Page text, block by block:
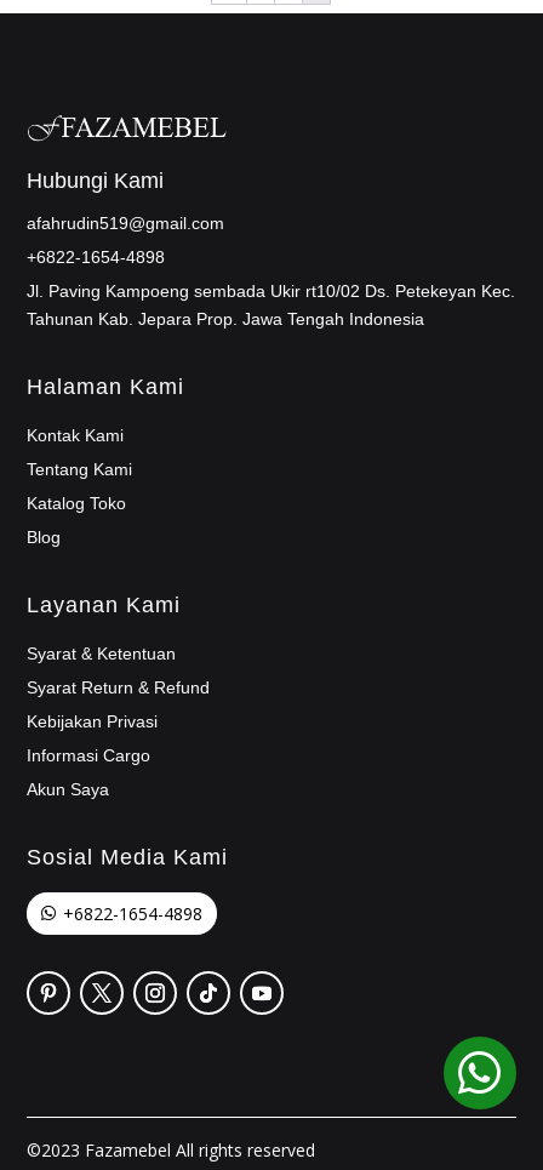
Hubungi Kami
afahrudin519@gmail.com
+6822-1654-4898
Jl. Paving Kampoeng sembada Ukir rt10/02 Ds. Petekeyan Kec.
Tahunan Kab. Jepara Prop. Jawa Tengah Indonesia
Halaman Kami
Kontak Kami
Tentang Kami
Katalog Toko
Blog
Layanan Kami
Syarat & Ketentuan
Syarat Return & Refund
Kebijakan Privasi
Informasi Cargo
Akun Saya
Sosial Media Kami
+6822-1654-4898

©2023 Fazamebel All rights reserved